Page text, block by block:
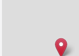
,